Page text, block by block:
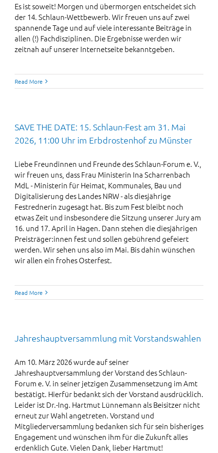
Es ist soweit! Morgen und übermorgen entscheidet sich
der 14. Schlaun-Wettbewerb. Wir freuen uns auf zwei
spannende Tage und auf viele interessante Beiträge in
allen (!) Fachdisziplinen. Die Ergebnisse werden wir
zeitnah auf unserer Internetseite bekanntgeben.
Read More
SAVE THE DATE: 15. Schlaun-Fest am 31. Mai
2026, 11:00 Uhr im Erbdrostenhof zu Münster
Liebe Freundinnen und Freunde des Schlaun-Forum e. V.,
wir freuen uns, dass Frau Ministerin Ina Scharrenbach
MdL - Ministerin für Heimat, Kommunales, Bau und
Digitalisierung des Landes NRW - als diesjährige
Festrednerin zugesagt hat. Bis zum Fest bleibt noch
etwas Zeit und insbesondere die Sitzung unserer Jury am
16. und 17. April in Hagen. Dann stehen die diesjährigen
Preisträger:innen fest und sollen gebührend gefeiert
werden. Wir sehen uns also im Mai. Bis dahin wünschen
wir allen ein frohes Osterfest.
Read More
Jahreshauptversammlung mit Vorstandswahlen
Am 10. März 2026 wurde auf seiner
Jahreshauptversammlung der Vorstand des Schlaun-
Forum e. V. in seiner jetzigen Zusammensetzung im Amt
bestätigt. Hierfür bedankt sich der Vorstand ausdrücklich.
Leider ist Dr.-Ing. Hartmut Lünnemann als Beisitzer nicht
erneut zur Wahl angetreten. Vorstand und
Mitgliederversammlung bedanken sich für sein bisheriges
Engagement und wünschen ihm für die Zukunft alles
erdenklich Gute. Vielen Dank, lieber Hartmut!